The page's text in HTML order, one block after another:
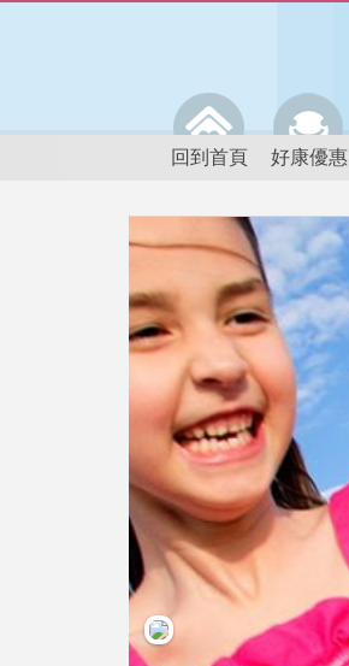
回到首頁 好康優惠